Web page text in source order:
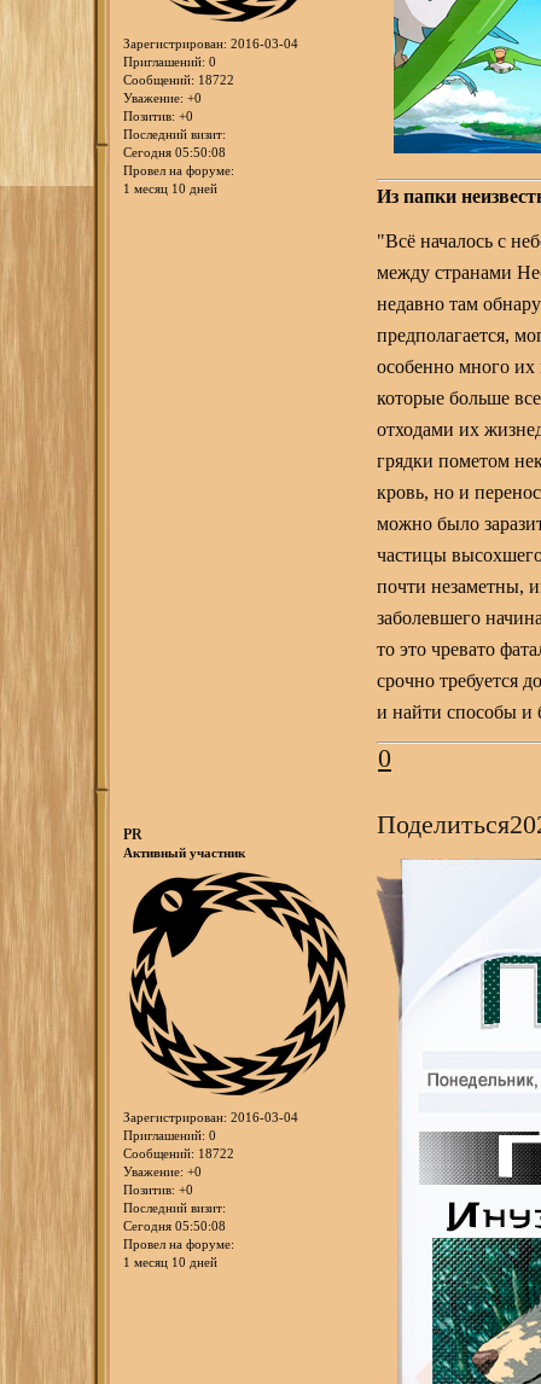
Зарегистрирован: 2016-03-04
Приглашений: 0
Сообщений: 18722
Уважение: +0
Позитив: +0
Последний визит:
Сегодня 05:50:08
Провел на форуме:
1 месяц 10 дней
Из папки
"Всё началось с
между странами
недавно там
предполагается,
особенно много
которые больше
отходами их
грядки пометом
кровь, но и
можно было
частицы
почти незаметны,
заболевшего
то это чревато
срочно требуется
и найти способы и
0
Поделиться
PR
Активный участник
Зарегистрирован: 2016-03-04
Приглашений: 0
Сообщений: 18722
Уважение: +0
Позитив: +0
Последний визит:
Сегодня 05:50:08
Провел на форуме:
1 месяц 10 дней